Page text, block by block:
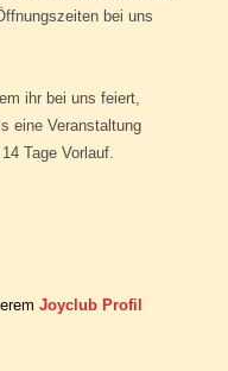
bei uns
ihr bei uns feiert,
eine Veranstaltung
Tage Vorlauf.
Joyclub Profil